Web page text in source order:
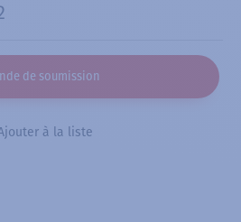
de soumission
à la liste